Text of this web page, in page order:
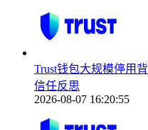
Trust钱包大规模停用
信任反思
2026-08-07 16:20:55